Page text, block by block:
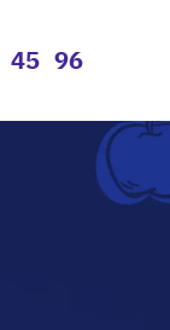
45 96